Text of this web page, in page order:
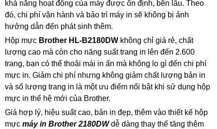
khả năng hoạt động của máy được ổn định, bền lâu. Theo
đó, chi phí vận hành và bảo trì máy in sẽ không bị ảnh
hưởng dẫn đến phát sinh thêm.
Hộp mực Brother HL-B2180DW không chỉ giá rẻ, chất
lượng cao mà còn cho năng suất trang in lên đến 2.600
trang, bạn có thể thoải mái in ấn mà không lo gì đến chi phí
mực in. Giảm chi phí nhưng không giảm chất lượng bản in
và số lượng trang in là một ưu điểm nổi bật khi sử dụng hộp
mực in thế hệ mới của Brother.
Giá hợp lý, hiệu suất cao, bản in đẹp, thêm vào thiết kế hộp
mực máy in Brother 2180DWdễ dàng thay thế tăng thêm